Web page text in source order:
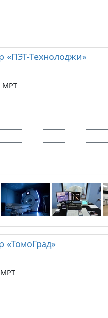
«ПЭТ-Технолоджи»
МРТ
«ТомоГрад»
МРТ